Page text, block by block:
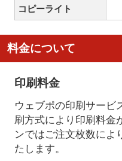
コピーライト
料金について
印刷料金
ウェブポの印刷サービ
刷方式により印刷料金
ンではご注文枚数によ
たします。